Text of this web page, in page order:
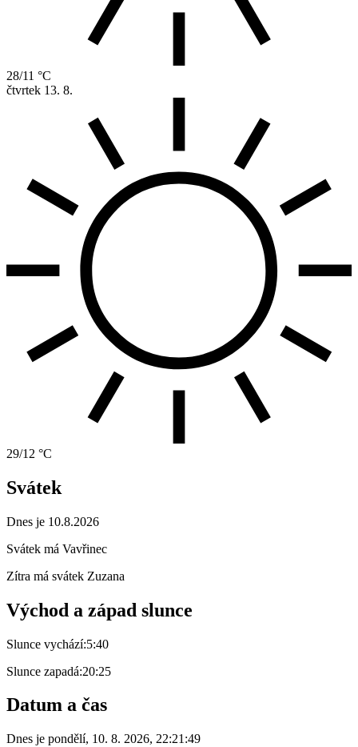
28/11 °C
čtvrtek 13. 8.
29/12 °C
Svátek
Dnes je 10.8.2026
Svátek má Vavřinec
Zítra má svátek Zuzana
Východ a západ slunce
Slunce vychází:5:40
Slunce zapadá:20:25
Datum a čas
Dnes je pondělí, 10. 8. 2026, 22:21:49